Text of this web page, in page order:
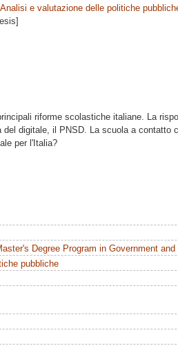
Analisi e valutazione delle politiche
riforme scolastiche italiane. La
digitale, il PNSD. La scuola a contatto
per l'Italia?
Degree Program in Government
pubbliche